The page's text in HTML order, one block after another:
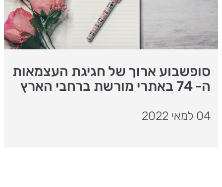
סופשבוע ארוך של חגיגת העצמאות
ה- 74 באתרי מורשת ברחבי הארץ
04 למאי 2022